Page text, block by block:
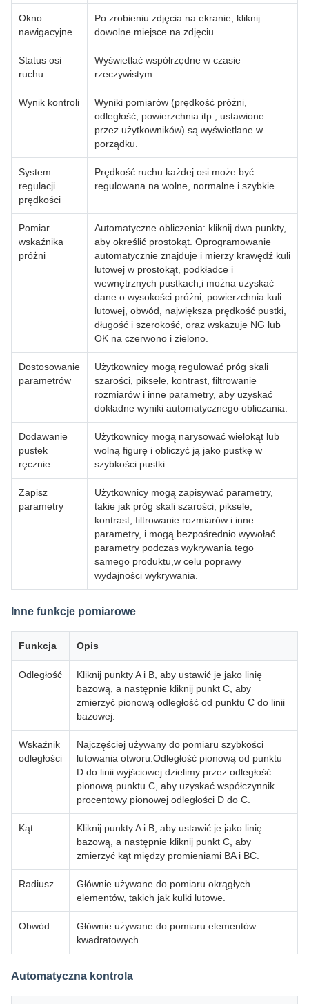
Okno
nawigacyjne
Po zrobieniu zdjęcia na ekranie, kliknij
dowolne miejsce na zdjęciu.
Status osi
ruchu
Wyświetlać współrzędne w czasie
rzeczywistym.
Wynik kontroli
Wyniki pomiarów (prędkość próżni,
odległość, powierzchnia itp., ustawione
przez użytkowników) są wyświetlane w
porządku.
System
regulacji
prędkości
Prędkość ruchu każdej osi może być
regulowana na wolne, normalne i szybkie.
Pomiar
wskaźnika
próżni
Automatyczne obliczenia: kliknij dwa punkty,
aby określić prostokąt. Oprogramowanie
automatycznie znajduje i mierzy krawędź kuli
lutowej w prostokąt, podkładce i
wewnętrznych pustkach,i można uzyskać
dane o wysokości próżni, powierzchnia kuli
lutowej, obwód, największa prędkość pustki,
długość i szerokość, oraz wskazuje NG lub
OK na czerwono i zielono.
Dostosowanie
parametrów
Użytkownicy mogą regulować próg skali
szarości, piksele, kontrast, filtrowanie
rozmiarów i inne parametry, aby uzyskać
dokładne wyniki automatycznego obliczania.
Dodawanie
pustek
ręcznie
Użytkownicy mogą narysować wielokąt lub
wolną figurę i obliczyć ją jako pustkę w
szybkości pustki.
Zapisz
parametry
Użytkownicy mogą zapisywać parametry,
takie jak próg skali szarości, piksele,
kontrast, filtrowanie rozmiarów i inne
parametry, i mogą bezpośrednio wywołać
parametry podczas wykrywania tego
samego produktu,w celu poprawy
wydajności wykrywania.
Inne funkcje pomiarowe
Funkcja Opis
Odległość
Kliknij punkty A i B, aby ustawić je jako linię
bazową, a następnie kliknij punkt C, aby
zmierzyć pionową odległość od punktu C do linii
bazowej.
Wskaźnik
odległości
Najczęściej używany do pomiaru szybkości
lutowania otworu.Odległość pionową od punktu
D do linii wyjściowej dzielimy przez odległość
pionową punktu C, aby uzyskać współczynnik
procentowy pionowej odległości D do C.
Kąt
Kliknij punkty A i B, aby ustawić je jako linię
bazową, a następnie kliknij punkt C, aby
zmierzyć kąt między promieniami BA i BC.
Radiusz
Głównie używane do pomiaru okrągłych
elementów, takich jak kulki lutowe.
Obwód
Głównie używane do pomiaru elementów
kwadratowych.
Automatyczna kontrola